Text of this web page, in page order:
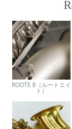
ROOTE 8（ルートエイ
ト）